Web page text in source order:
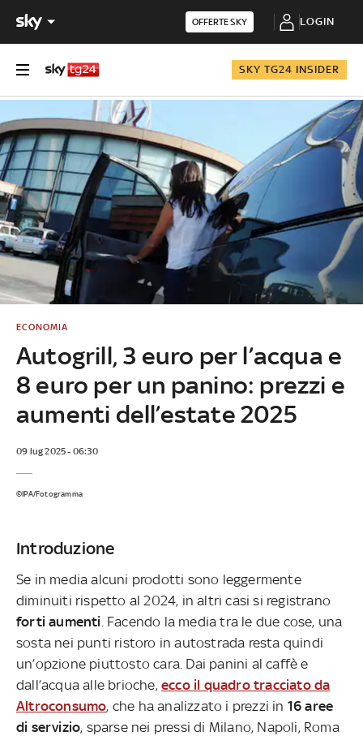
OFFERTE SKY LOGIN
SKY TG24 INSIDER
Autogrill, 3 euro per l’acqua e
8 euro per un panino: prezzi e
aumenti dell’estate 2025
ECONOMIA
09 lug 2025 - 06:30
©IPA/Fotogramma
Introduzione
Se in media alcuni prodotti sono leggermente
diminuiti rispetto al 2024, in altri casi si registrano
forti aumenti . Facendo la media tra le due cose, una
sosta nei punti ristoro in autostrada resta quindi
un’opzione piuttosto cara. Dai panini al caffè e
dall’acqua alle brioche, ecco il quadro tracciato da
Altroconsumo, che ha analizzato i prezzi in 16 aree
di servizio, sparse nei pressi di Milano, Napoli, Roma